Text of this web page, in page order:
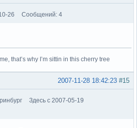
26 Сообщений: 4
that’s why I’m sittin in this cherry tree
#15
2007-11-28 18:42:23
Здесь с 2007-05-19